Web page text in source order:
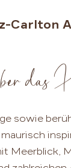
Carlton
das
sowie
Meerblick,